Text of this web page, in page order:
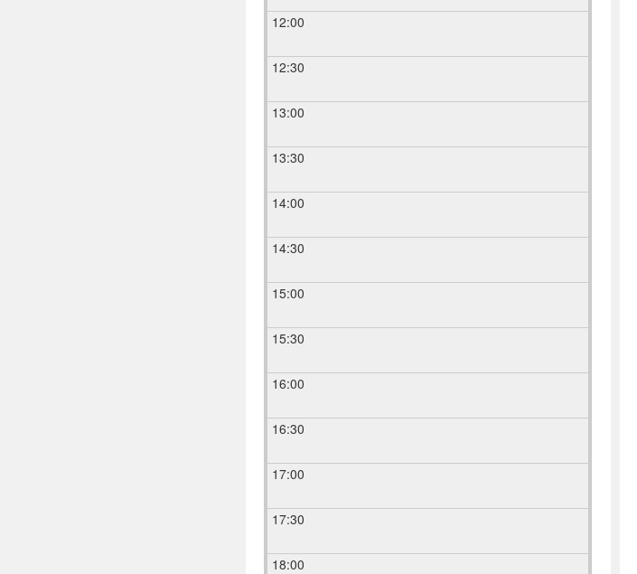
12:00
12:30
13:00
13:30
14:00
14:30
15:00
15:30
16:00
16:30
17:00
17:30
18:00